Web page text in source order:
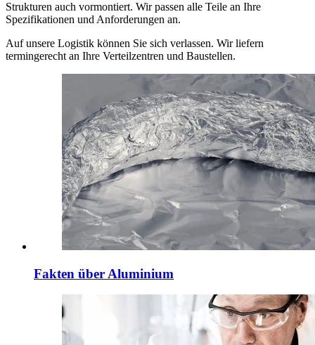
Strukturen auch vormontiert. Wir passen alle Teile an Ihre
Spezifikationen und Anforderungen an.
Auf unsere Logistik können Sie sich verlassen. Wir liefern
termingerecht an Ihre Verteilzentren und Baustellen.
Fakten über Aluminium